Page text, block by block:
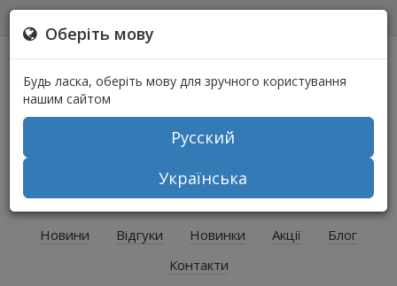
+38 (067) 541-64-04
+38 (073) 541-64-04
Новини Відгуки Новинки Акції
Блог
Контакти
Оберіть мову
Будь ласка, оберіть мову для зручного користування
нашим сайтом
Русский
Українська